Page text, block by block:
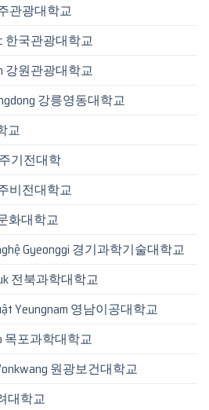
관광대학교
한국관광대학교
강원관광대학교
강릉영동대학교
교
기전대학
비전대학교
화대학교
Gyeonggi 경기과학기술대학교
전북과학대학교
Yeungnam 영남이공대학교
목포과학대학교
원광보건대학교
대학교